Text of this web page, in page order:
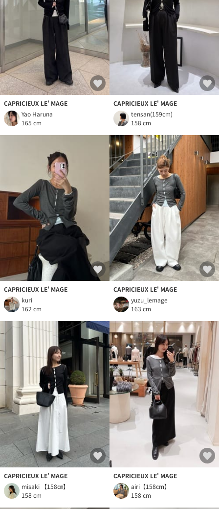
CAPRICIEUX LE' MAGE
Yao Haruna
165 cm
CAPRICIEUX LE' MAGE
tensan(159cm)
158 cm
CAPRICIEUX LE' MAGE
kuri
162 cm
CAPRICIEUX LE' MAGE
yuzu_lemage
163 cm
CAPRICIEUX LE' MAGE
misaki 【158㎝】
158 cm
CAPRICIEUX LE' MAGE
airi【158cm】
158 cm